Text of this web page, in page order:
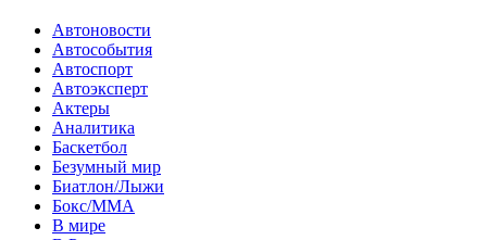
Автоновости
Автособытия
Автоспорт
Автоэксперт
Актеры
Аналитика
Баскетбол
Безумный мир
Биатлон/Лыжи
Бокс/MMA
В мире